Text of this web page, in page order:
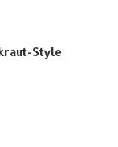
Style